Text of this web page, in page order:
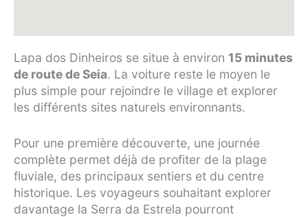
Lapa dos Dinheiros se situe à environ 15 minutes
de route de Seia. La voiture reste le moyen le
plus simple pour rejoindre le village et explorer
les différents sites naturels environnants.
Pour une première découverte, une journée
complète permet déjà de profiter de la plage
fluviale, des principaux sentiers et du centre
historique. Les voyageurs souhaitant explorer
davantage la Serra da Estrela pourront